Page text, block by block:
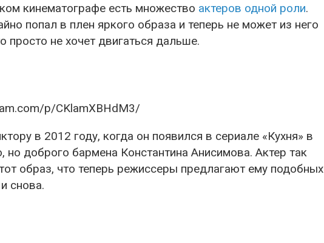
кинематографе есть множество актеров одной роли.
попал в плен яркого образа и теперь не может из него
просто не хочет двигаться дальше.
p/CKlamXBHdM3/
в 2012 году, когда он появился в сериале «Кухня» в
но доброго бармена Константина Анисимова. Актер так
образ, что теперь режиссеры предлагают ему подобных
снова.